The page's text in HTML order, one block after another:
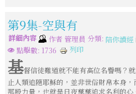
第9集-空與有
詳細內容 作者 管理員 分類: 陪你讀經
點擊數: 1736
列印
基督信徒難道就不能有高位名譽嗎？
止人類追隨耶穌的，並非世俗財帛本身
那股力量，也就是日夜孳孳追求名利的